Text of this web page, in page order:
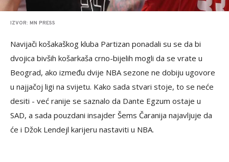
IZVOR: MN PRESS
Navijači košakaškog kluba Partizan ponadali su se da bi
dvojica bivših košarkaša crno-bijelih mogli da se vrate u
Beograd, ako između dvije NBA sezone ne dobiju ugovore
u najjačoj ligi na svijetu. Kako sada stvari stoje, to se neće
desiti - već ranije se saznalo da Dante Egzum ostaje u
SAD, a sada pouzdani insajder Šems Čaranija najavljuje da
će i Džok Lendejl karijeru nastaviti u NBA.